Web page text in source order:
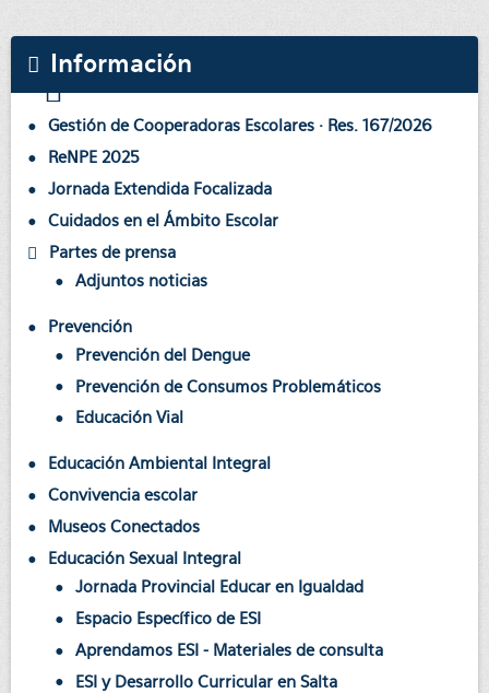
Información
Gestión de Cooperadoras Escolares · Res. 167/2026
ReNPE 2025
Jornada Extendida Focalizada
Cuidados en el Ámbito Escolar
Partes de prensa
Adjuntos noticias
Prevención
Prevención del Dengue
Prevención de Consumos Problemáticos
Educación Vial
Educación Ambiental Integral
Convivencia escolar
Museos Conectados
Educación Sexual Integral
Jornada Provincial Educar en Igualdad
Espacio Específico de ESI
Aprendamos ESI - Materiales de consulta
ESI y Desarrollo Curricular en Salta